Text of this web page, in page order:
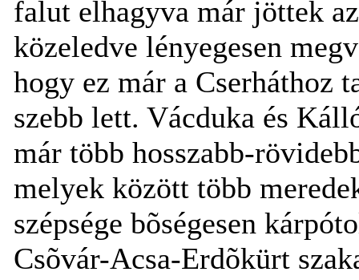
falut elhagyva már jöttek
közeledve lényegesen
hogy ez már a Cserháthoz
szebb lett. Vácduka és
már több hosszabb-
melyek között több
szépsége bõségesen
Csõvár-Acsa-Erdõkürt